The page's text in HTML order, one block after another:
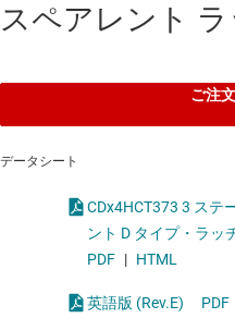
スペアレント ラ
ご注
データシート
CDx4HCT373 3 ステ
ント D タイプ・ラッ
PDF | HTML
英語版 (Rev.E) PDF